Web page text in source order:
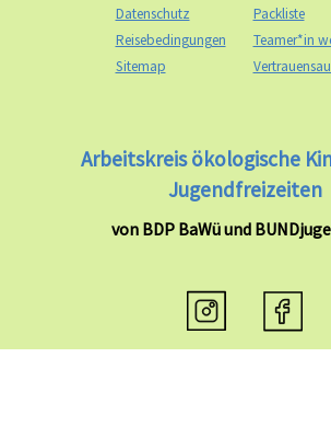
Datenschutz
Reisebedingungen
Sitemap
Packliste
Teamer*in
Arbeitskreis ökologische
Jugendfreizeiten
von BDP BaWü und